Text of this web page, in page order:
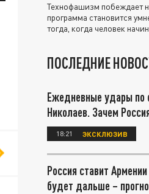
Технофашизм побеждает
программа становится
тогда, когда человек
ПОСЛЕДНИЕ
Ежедневные удары по
Николаев. Зачем
18:21 ЭКСКЛЮЗИВ
Россия ставит
будет дальше –